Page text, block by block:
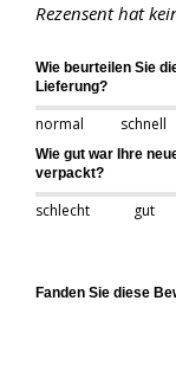
Rezensent hat
Wie beurteilen Sie
Lieferung?
normal schnell
Wie gut war Ihre
verpackt?
schlecht gut
Fanden Sie diese